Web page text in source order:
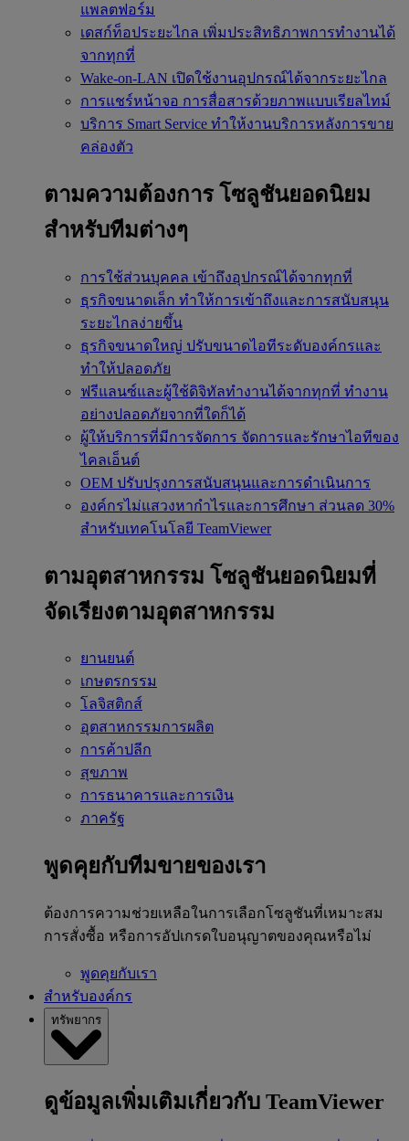
แพลตฟอร์ม
เดสก์ท็อประยะไกล เพิ่มประสิทธิภาพการทำงานได้
จากทุกที่
Wake-on-LAN เปิดใช้งานอุปกรณ์ได้จากระยะไกล
การแชร์หน้าจอ การสื่อสารด้วยภาพแบบเรียลไทม์
บริการ Smart Service ทำให้งานบริการหลังการขาย
คล่องตัว
ตามความต้องการ โซลูชันยอดนิยม
สำหรับทีมต่างๆ
การใช้ส่วนบุคคล เข้าถึงอุปกรณ์ได้จากทุกที่
ธุรกิจขนาดเล็ก ทำให้การเข้าถึงและการสนับสนุน
ระยะไกลง่ายขึ้น
ธุรกิจขนาดใหญ่ ปรับขนาดไอทีระดับองค์กรและ
ทำให้ปลอดภัย
ฟรีแลนซ์และผู้ใช้ดิจิทัลทำงานได้จากทุกที่ ทำงาน
อย่างปลอดภัยจากที่ใดก็ได้
ผู้ให้บริการที่มีการจัดการ จัดการและรักษาไอทีของ
ไคลเอ็นต์
OEM ปรับปรุงการสนับสนุนและการดำเนินการ
องค์กรไม่แสวงหากำไรและการศึกษา ส่วนลด 30%
สำหรับเทคโนโลยี TeamViewer
ตามอุตสาหกรรม โซลูชันยอดนิยมที่
จัดเรียงตามอุตสาหกรรม
ยานยนต์
เกษตรกรรม
โลจิสติกส์
อุตสาหกรรมการผลิต
การค้าปลีก
สุขภาพ
การธนาคารและการเงิน
ภาครัฐ
พูดคุยกับทีมขายของเรา
ต้องการความช่วยเหลือในการเลือกโซลูชันที่เหมาะสม
การสั่งซื้อ หรือการอัปเกรดใบอนุญาตของคุณหรือไม่
พูดคุยกับเรา
สำหรับองค์กร
ทรัพยากร
ดูข้อมูลเพิ่มเติมเกี่ยวกับ TeamViewer